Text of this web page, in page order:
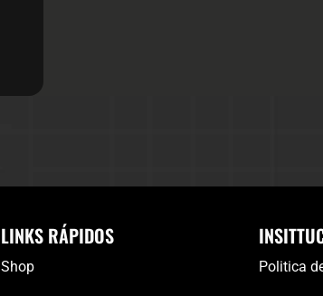
LINKS RÁPIDOS
Shop Politica